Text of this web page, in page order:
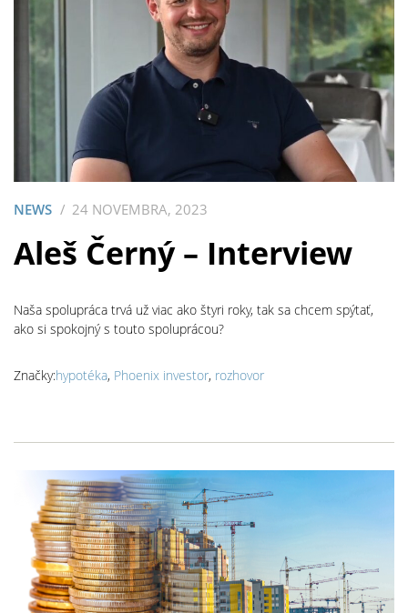
NEWS 24 NOVEMBRA, 2023
Aleš Černý – Interview
Naša spolupráca trvá už viac ako štyri roky, tak sa chcem spýtať,
ako si spokojný s touto spoluprácou?
Značky:hypotéka, Phoenix investor, rozhovor